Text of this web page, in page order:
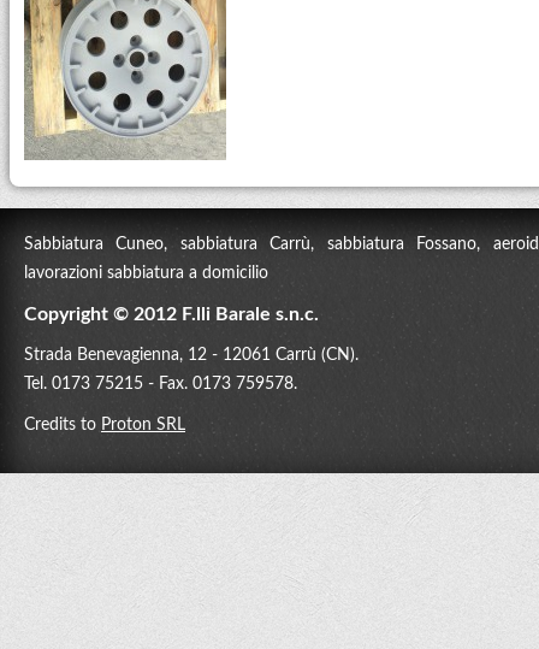
Sabbiatura Cuneo, sabbiatura Carrù, sabbiatura Fossano,
lavorazioni sabbiatura a domicilio
Copyright © 2012 F.lli Barale s.n.c.
Strada Benevagienna, 12 - 12061 Carrù (CN).
Tel. 0173 75215 - Fax. 0173 759578.
Credits to Proton SRL